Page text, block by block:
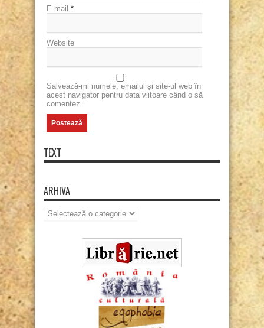
E-mail *
Website
Salvează-mi numele, emailul și site-ul web în
acest navigator pentru data viitoare când o să
comentez.
TEXT
ARHIVA
Arhiva